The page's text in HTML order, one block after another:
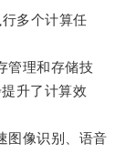
多个计算任
理和存储技
升了计算效
像识别、语音